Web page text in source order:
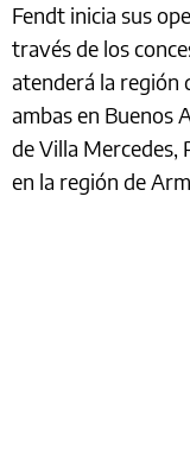
Fendt inicia sus
través de los
atenderá la región
ambas en Buenos
de Villa Mercedes,
en la región de